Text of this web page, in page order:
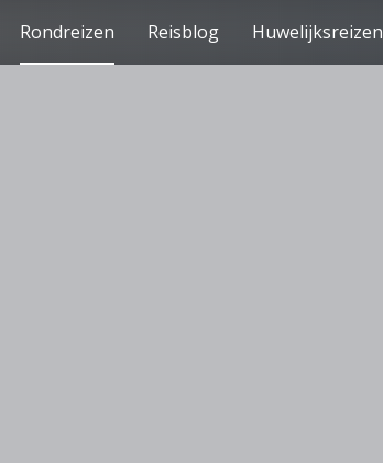
Rondreizen(current)Reisblog Huwelijksreizen